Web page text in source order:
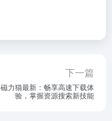
下一篇
磁力猫最新：畅享高速下载体
验，掌握资源搜索新技能